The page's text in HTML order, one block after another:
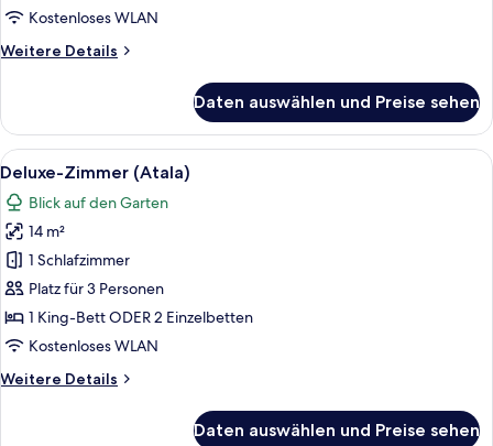
Kostenloses WLAN
Weitere Details
Weitere
Zimmer
(Ganna)
Daten auswählen und Preise sehen
Alle
Fotos
für
Deluxe-
Zimmer
(Atala)
anzeigen
Ein modernes Hotelzimmer mit
6
Deluxe-Zimmer (Atala)
Blick auf den Garten
14 m²
1 Schlafzimmer
Platz für 3 Personen
1 King-Bett ODER 2 Einzelbetten
Kostenloses WLAN
Weitere Details
Weitere
Daten auswählen und Preise sehen